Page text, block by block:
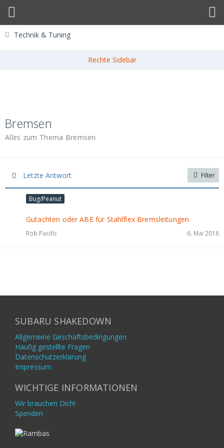
Technik & Tuning
Bremsen
Alles zum Thema Bremsen
Letzte Antwort Filter
Bug/Peanut
Gutachten oder ABE für Stahlflex Bremsleitungen
Rob Pacific 6. Mai 2016
SUBARU SHAKEDOWN
Allgemeine Geschäftsbedingungen
Häufig gestellte Fragen
Datenschutzerklärung
Impressum
WICHTIGE INFORMATIONEN
Wir brauchen Dich!
Spenden